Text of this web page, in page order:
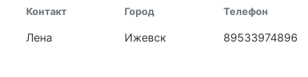
Контакт
Лена
Город
Ижевск
Телефон
89533974896